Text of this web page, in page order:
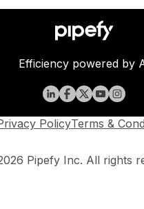
Efficiency powered by
Pipefy Inc. All rights
PolicyTerms &